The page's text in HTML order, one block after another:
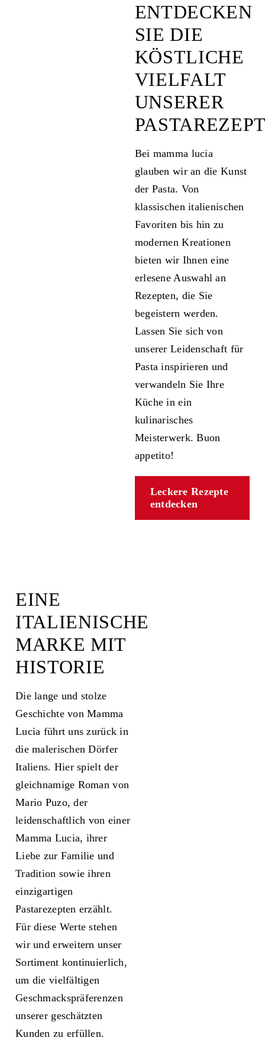
ENTDECKEN
SIE DIE
KÖSTLICHE
VIELFALT
UNSERER
Bei mamma lucia
glauben wir an die Kunst
der Pasta. Von
klassischen italienischen
Favoriten bis hin zu
modernen Kreationen
bieten wir Ihnen eine
erlesene Auswahl an
Rezepten, die Sie
begeistern werden.
Lassen Sie sich von
unserer Leidenschaft für
Pasta inspirieren und
verwandeln Sie Ihre
Küche in ein
kulinarisches
Meisterwerk. Buon
appetito!
Leckere Rezepte
entdecken
EINE
ITALIENISCHE
MARKE MIT
HISTORIE
Die lange und stolze
Geschichte von Mamma
Lucia führt uns zurück in
die malerischen Dörfer
Italiens. Hier spielt der
gleichnamige Roman von
Mario Puzo, der
leidenschaftlich von einer
Mamma Lucia, ihrer
Liebe zur Familie und
Tradition sowie ihren
einzigartigen
Pastarezepten erzählt.
Für diese Werte stehen
wir und erweitern unser
Sortiment kontinuierlich,
um die vielfältigen
Geschmackspräferenzen
unserer geschätzten
Kunden zu erfüllen.